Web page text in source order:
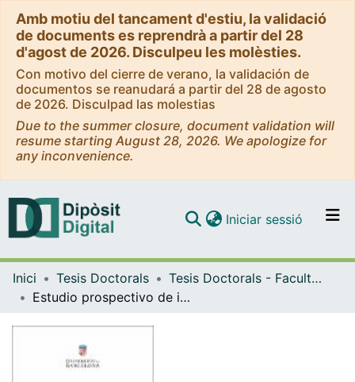
Amb motiu del tancament d'estiu, la validació
de documents es reprendrà a partir del 28
d'agost de 2026. Disculpeu les molèsties.
Con motivo del cierre de verano, la validación de
documentos se reanudará a partir del 28 de agosto
de 2026. Disculpad las molestias
Due to the summer closure, document validation will
resume starting August 28, 2026. We apologize for
any inconvenience.
Navega per tot el DD
Iniciar sessió (current)
Inici Tesis Doctorals
Tesis Doctorals - Facultat - Medicina
Estudio prospectivo de intervención sobre la eficacia y seguridad de la hepatectomía derecha sin movilización y con maniobra de suspensión en pacientes con metástasis hepáticas de carcinoma colorrectal